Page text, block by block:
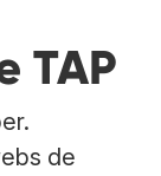
TAP
de